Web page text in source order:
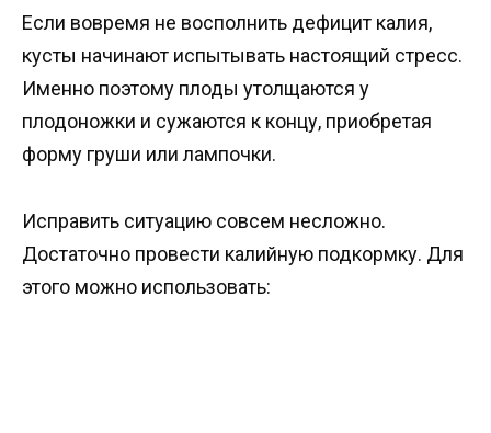
Если вовремя не восполнить дефицит калия,
кусты начинают испытывать настоящий стресс.
Именно поэтому плоды утолщаются у
плодоножки и сужаются к концу, приобретая
форму груши или лампочки.
Исправить ситуацию совсем несложно.
Достаточно провести калийную подкормку. Для
этого можно использовать: